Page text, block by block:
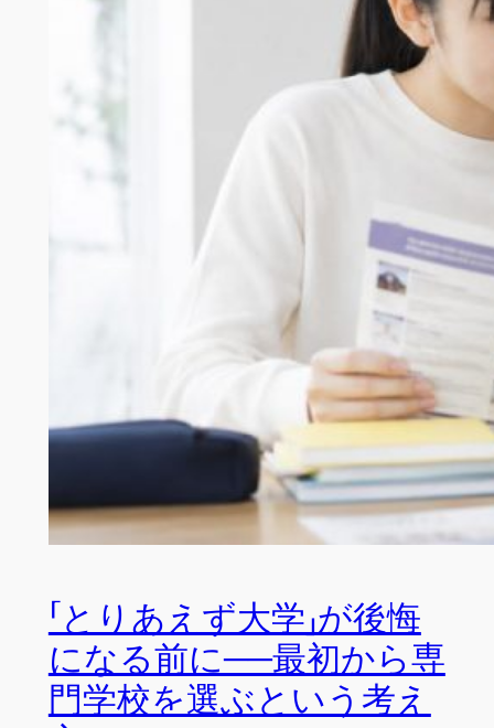
「とりあえず大学」が後悔
になる前に──最初から専
門学校を選ぶという考え